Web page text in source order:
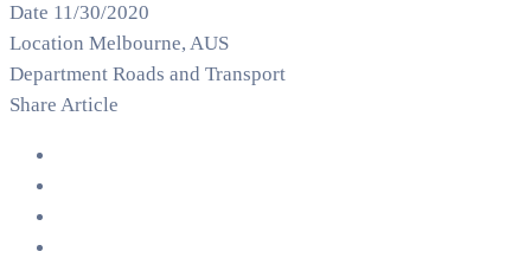
Date 11/30/2020
Location Melbourne, AUS
Department Roads and Transport
Share Article